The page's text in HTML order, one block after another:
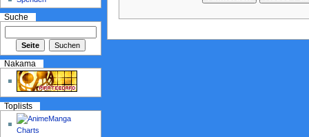
Suche
Nakama
Toplists